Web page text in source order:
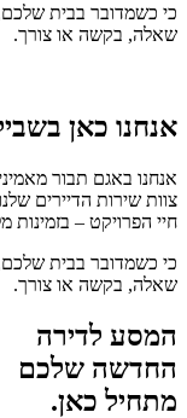
כי כשמדובר בבית
שאלה, בקשה או צורך.
אנחנו כאן
אנחנו באגם תבור
צוות שירות הדיירים
חיי הפרויקט –
כי כשמדובר בבית
שאלה, בקשה או צורך.
המסע לדירה
החדשה שלכם
מתחיל כאן.